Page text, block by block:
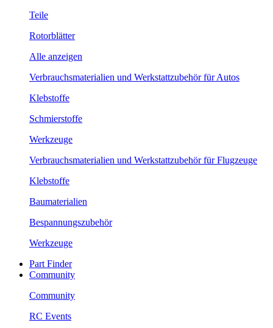
Teile
Rotorblätter
Alle anzeigen
Verbrauchsmaterialien und Werkstattzubehör für Autos
Klebstoffe
Schmierstoffe
Werkzeuge
Verbrauchsmaterialien und Werkstattzubehör für Flugzeuge
Klebstoffe
Baumaterialien
Bespannungszubehör
Werkzeuge
Part Finder
Community
Community
RC Events